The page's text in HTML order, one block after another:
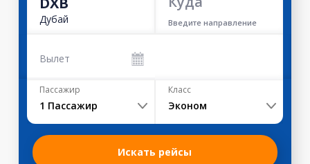
Дубай Введите направление
Вылет
Пассажир
1 Пассажир
Класс
Эконом
Искать рейсы